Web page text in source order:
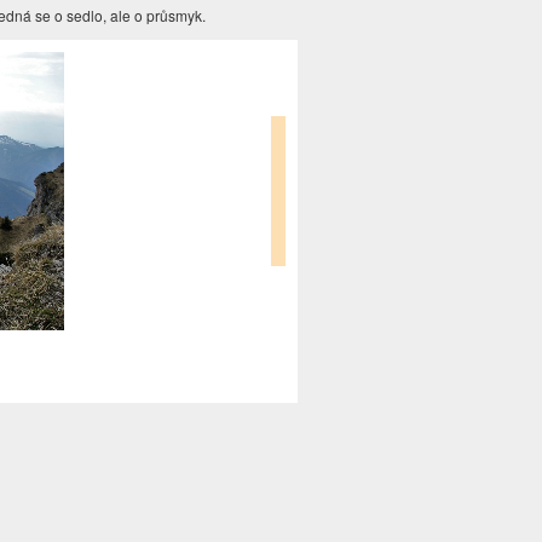
se o sedlo, ale o průsmyk.